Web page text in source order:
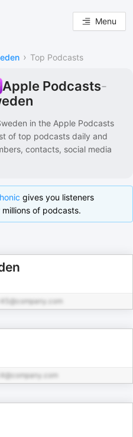
Menu
› Top Podcasts
Apple Podcasts-
in the Apple Podcasts
of top podcasts daily and
contacts, social media
gives you listeners
of podcasts.